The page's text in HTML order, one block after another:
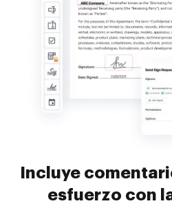
Incluye
esfuerzo con